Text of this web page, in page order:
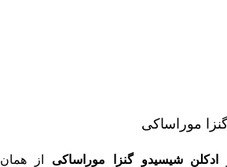
موراساکی
ادکلن شیسیدو گنزا موراساکی از همان